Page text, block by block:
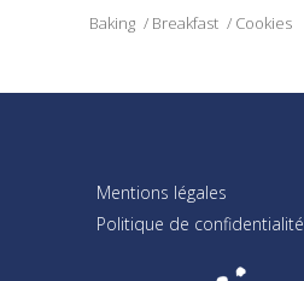
Baking Breakfast Cookies
Mentions légales
Politique de confidentialité